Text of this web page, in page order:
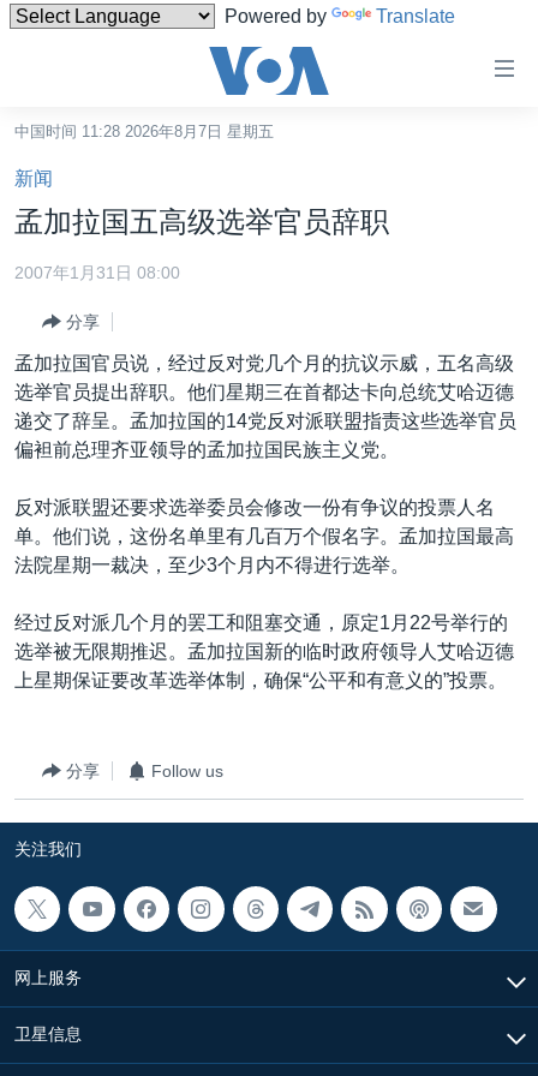
Powered by Translate
碍
链
接
跳
转
容
跳
转
转
检
索
港澳
国际
最新国际新闻
印太
中东
欧洲
美洲
全球议题
分类新闻
经济·金融·贸易
人权·法律·宗教
科教·文娱·体健
劳工
环境
美中关系
热点专题
白宫要闻
美中关系
美国建国250周年
美国之音专访
重要讲话与声明
台海两岸关系
南中国海争端
关注西藏
关注新疆
GEN Z 看美国
VOA视频
中文广播
其他语言网站
中国时间 11:28 2026年8月7日 星期五
新闻
孟加拉国五高级选举官员辞职
2007年1月31日 08:00
分享
孟加拉国官员说，经过反对党几个月的抗议示威，五名高级
选举官员提出辞职。他们星期三在首都达卡向总统艾哈迈德
递交了辞呈。孟加拉国的14党反对派联盟指责这些选举官员
偏袒前总理齐亚领导的孟加拉国民族主义党。
反对派联盟还要求选举委员会修改一份有争议的投票人名
单。他们说，这份名单里有几百万个假名字。孟加拉国最高
法院星期一裁决，至少3个月内不得进行选举。
经过反对派几个月的罢工和阻塞交通，原定1月22号举行的
选举被无限期推迟。孟加拉国新的临时政府领导人艾哈迈德
上星期保证要改革选举体制，确保“公平和有意义的”投票。
分享 Follow us
关注我们
网上服务
卫星信息